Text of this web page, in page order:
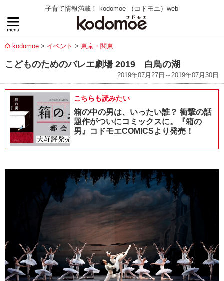
子育て情報満載！ kodomoe （コドモエ）web
kodomoe イベント 東京・関東
こどものためのバレエ劇場 2019 白鳥の湖
2019年07月27日～2019年07月30日
こちらも読みたい
箱の中の男は、いったい誰？ 衝撃の話
題作がついにコミックスに。『箱の
男』コドモエCOMICSより発売！